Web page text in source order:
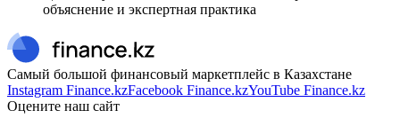
объяснение и экспертная практика
Самый большой финансовый маркетплейс в Казахстане
Instagram Finance.kzFacebook Finance.kzYouTube Finance.kz
Оцените наш сайт